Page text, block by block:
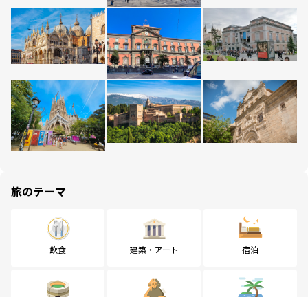
旅のテーマ
飲食 建築・アート 宿泊